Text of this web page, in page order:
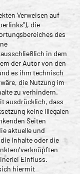
Verweisen auf
die
des
in dem
der Autor von den
es ihm technisch
die Nutzung im
zu verhindern.
ausdrücklich, dass
keine illegalen
Seiten
aktuelle und
Inhalte oder die
verknüpften
Einfluss.
hiermit